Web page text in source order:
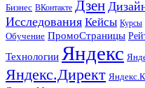
Бизнес ВКонтакте Дзен
Исследования Кейсы Курсы
Обучение ПромоСтраницы
Технологии Яндекс
Яндекс.Директ